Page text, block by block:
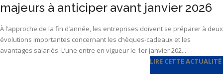
majeurs à anticiper avant janvier 2026
À l’approche de la fin d’année, les entreprises doivent se préparer à deux
évolutions importantes concernant les chèques-cadeaux et les
avantages salariés. L’une entre en vigueur le 1er janvier 202...
LIRE CETTE ACTUALITÉ